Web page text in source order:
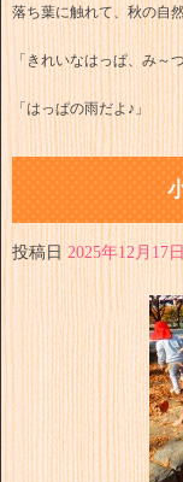
落ち葉に触れて、秋の自
「きれいなはっぱ、み～
「はっぱの雨だよ♪」
投稿日 2025年12月17